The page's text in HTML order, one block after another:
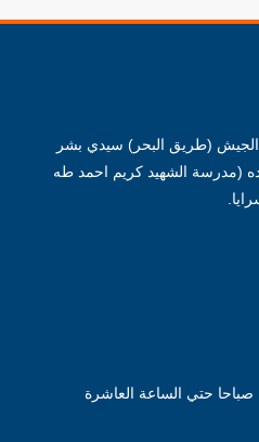
رقم 485 طريق الجيش (طريق البحر) سيدي بشر
(مدرسة الشهيد كريم احمد طه
صباحا حتي الساعة العاشرة